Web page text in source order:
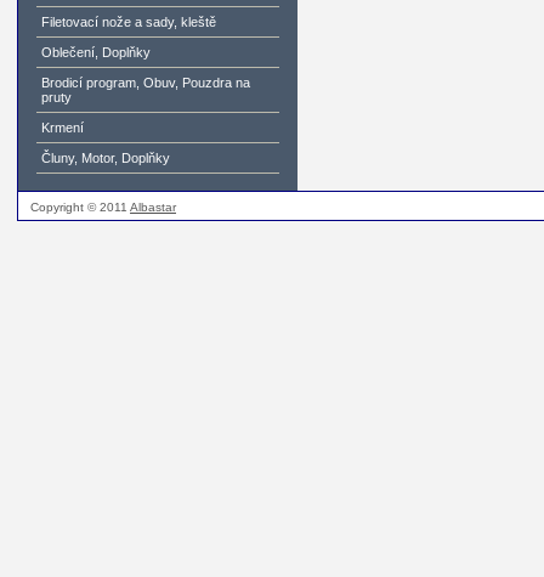
Filetovací nože a sady, kleště
Oblečení, Doplňky
Brodicí program, Obuv, Pouzdra na
pruty
Krmení
Čluny, Motor, Doplňky
Copyright © 2011 Albastar